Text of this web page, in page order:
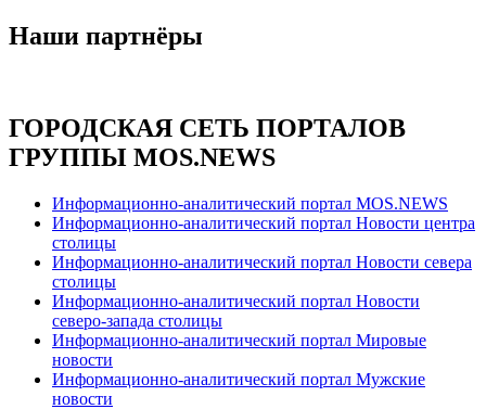
Наши партнёры
ГОРОДСКАЯ СЕТЬ ПОРТАЛОВ
ГРУППЫ MOS.NEWS
Информационно-аналитический портал MOS.NEWS
Информационно-аналитический портал Новости центра
столицы
Информационно-аналитический портал Новости севера
столицы
Информационно-аналитический портал Новости
северо-запада столицы
Информационно-аналитический портал Мировые
новости
Информационно-аналитический портал Мужские
новости